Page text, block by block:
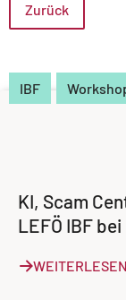
Zurück
IBF
KI, Scam
LEFÖ IBF bei
WEITERLESEN